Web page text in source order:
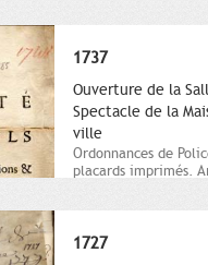
1737
Ouverture de la
Spectacle de la
ville
Ordonnances de
placards imprimés.
1727